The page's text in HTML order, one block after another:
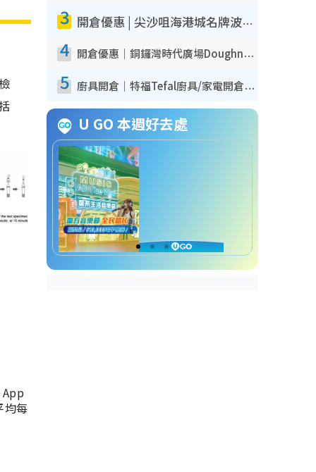
均每
3 開倉優惠 | 尖沙咀海港城名牌波鞋開倉低至1折！On鞋$899起／Joy&Peace鞋履$98起
4 開倉優惠｜銅鑼灣時代廣場Doughnut/Campo Marzio開倉低至1折！背囊、書包、手袋劈價$200起
5 廚具開倉｜特福Tefal廚具/家電開倉低至3折！$220起買平底鍋/炒鑊/湯煲！電飯煲/吸塵機/燙斗$418起
U GO 本週好去處